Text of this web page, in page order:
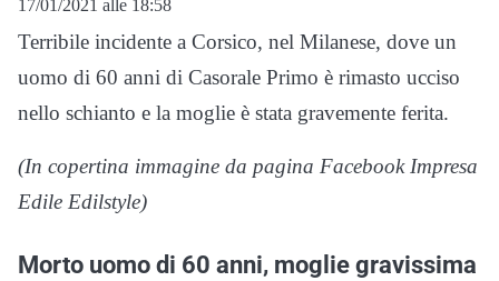
17/01/2021 alle 18:58
Terribile incidente a Corsico, nel Milanese, dove un
uomo di 60 anni di Casorale Primo è rimasto ucciso
nello schianto e la moglie è stata gravemente ferita.
(In copertina immagine da pagina Facebook Impresa
Edile Edilstyle)
Morto uomo di 60 anni, moglie gravissima